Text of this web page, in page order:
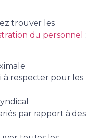
trouver les
du personnel :
à respecter pour les
par rapport à des